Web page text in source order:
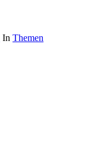
In Themen